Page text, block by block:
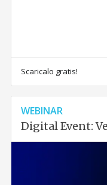
Scaricalo gratis!
WEBINAR
Digital Event: